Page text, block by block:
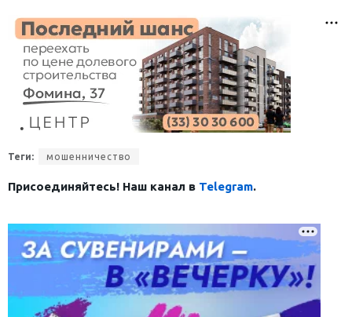
Теги: мошенничество
Присоединяйтесь! Наш канал в Telegram.